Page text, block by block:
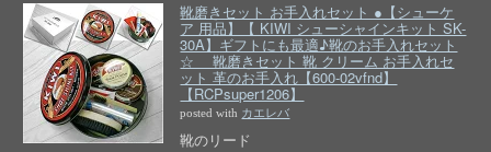
靴磨きセット お手入れセット ●【シューケ
ア 用品】【 KIWI シューシャインキット SK-
30A】ギフトにも最適♪靴のお手入れセット
☆ 靴磨きセット 靴 クリーム お手入れセ
ット 革のお手入れ【600-02vfnd】
【RCPsuper1206】
posted with カエレバ
靴のリード